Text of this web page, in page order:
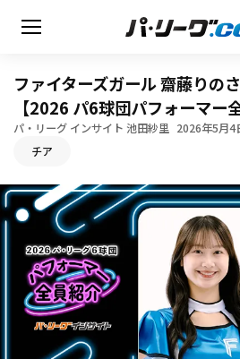
無料アカウント登録
HOME
動画
日程・結果
順位表･成績
ファイターズガール 齋藤りの
【2026 パ6球団パフォーマー
パ・リーグ インサイト 池田紗里 2026年5月4
チア